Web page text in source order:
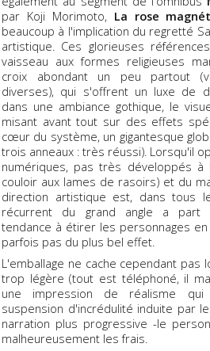
par Koji Morimoto, La rose
beaucoup à l'implication du regretté
artistique. Ces glorieuses
vaisseau aux formes religieuses
croix abondant un peu partout
diverses), qui s'offrent un luxe de
dans une ambiance gothique, le
misant avant tout sur des effets
cœur du système, un gigantesque
trois anneaux : très réussi). Lorsqu'il
numériques, pas très développés
couloir aux lames de rasoirs) et du
direction artistique est, dans tous
récurrent du grand angle a part
tendance à étirer les personnages
parfois pas du plus bel effet.
L'emballage ne cache cependant pas
trop légère (tout est téléphoné, il
une impression de réalisme
suspension d'incrédulité induite par
narration plus progressive -le
malheureusement les frais.